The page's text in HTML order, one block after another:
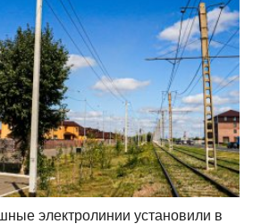
электролинии установили в